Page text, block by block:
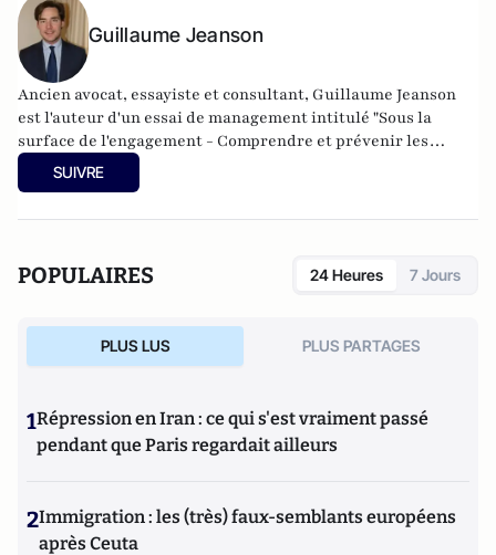
Guillaume Jeanson
Ancien avocat, essayiste et consultant, Guillaume Jeanson
est l'auteur d'un essai de management intitulé "Sous la
surface de l'engagement - Comprendre et prévenir les
dérives managériales des organisations engagées".
SUIVRE
POPULAIRES 24 Heures 7 Jours
PLUS LUS PLUS PARTAGES
1Répression en Iran : ce qui s'est vraiment passé
pendant que Paris regardait ailleurs
2Immigration : les (très) faux-semblants européens
après Ceuta